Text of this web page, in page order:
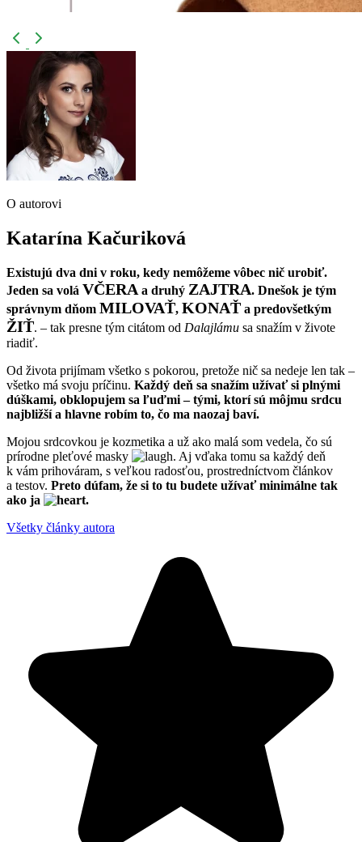
O autorovi
Katarína Kačuriková
Existujú dva dni v roku, kedy nemôžeme vôbec nič urobiť.
Jeden sa volá VČERA a druhý ZAJTRA. Dnešok je tým
správnym dňom MILOVAŤ, KONAŤ a predovšetkým
ŽIŤ. – tak presne tým citátom od Dalajlámu sa snažím v živote
riadiť.
Od života prijímam všetko s pokorou, pretože nič sa nedeje len tak –
všetko má svoju príčinu. Každý deň sa snažím užívať si plnými
dúškami, obklopujem sa ľuďmi – tými, ktorí sú môjmu srdcu
najbližší a hlavne robím to, čo ma naozaj baví.
Mojou srdcovkou je kozmetika a už ako malá som vedela, čo sú
prírodne pleťové masky
. Aj vďaka tomu sa každý deň
k vám prihováram, s veľkou radosťou, prostredníctvom článkov
a testov. Preto dúfam, že si to tu budete užívať minimálne tak
ako ja
.
Všetky články autora